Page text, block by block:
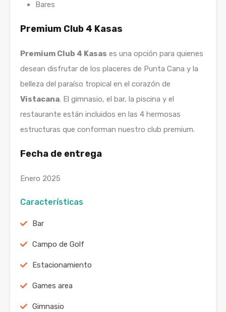
Bares
Premium Club 4 Kasas
Premium Club 4 Kasas es una opción para quienes
desean disfrutar de los placeres de Punta Cana y la
belleza del paraíso tropical en el corazón de
Vistacana. El gimnasio, el bar, la piscina y el
restaurante están incluidos en las 4 hermosas
estructuras que conforman nuestro club premium.
Fecha de entrega
Enero 2025
Características
Bar
Campo de Golf
Estacionamiento
Games area
Gimnasio